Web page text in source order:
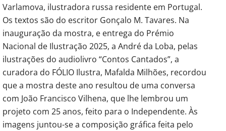
Varlamova, ilustradora russa residente em Portugal.
Os textos são do escritor Gonçalo M. Tavares. Na
inauguração da mostra, e entrega do Prémio
Nacional de Ilustração 2025, a André da Loba, pelas
ilustrações do audiolivro “Contos Cantados”, a
curadora do FÓLIO Ilustra, Mafalda Milhões, recordou
que a mostra deste ano resultou de uma conversa
com João Francisco Vilhena, que lhe lembrou um
projeto com 25 anos, feito para o Independente. Às
imagens juntou-se a composição gráfica feita pelo